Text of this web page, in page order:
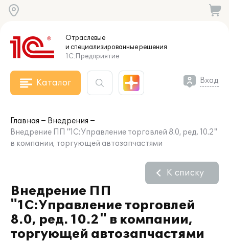
Отраслевые
и специализированныерешения
1С:Предприятие
Каталог Вход
Главная
Внедрения
Внедрение ПП "1С:Управление торговлей 8.0, ред. 10.2"
в компании, торгующей автозапчастями
Внедрение ПП
"1С:Управление торговлей
8.0, ред. 10.2" в компании,
торгующей автозапчастями
К списку